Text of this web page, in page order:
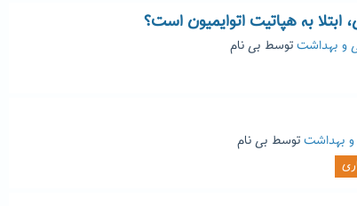
به هپاتیت اتوایمیون است؟
و بهداشتتوسط بی نام
بهداشتتوسط بی نام